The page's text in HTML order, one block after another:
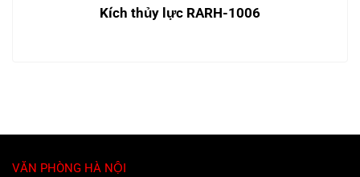
Kích thủy lực RARH-1006
VĂN PHÒNG HÀ NỘI